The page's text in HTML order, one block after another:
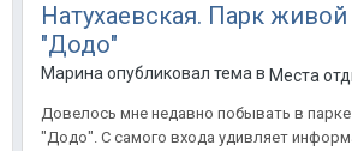
Натухаевская. Парк
"Додо"
Марина опубликовал тема в Места
Довелось мне недавно побывать в
"Додо". С самого входа удивляет